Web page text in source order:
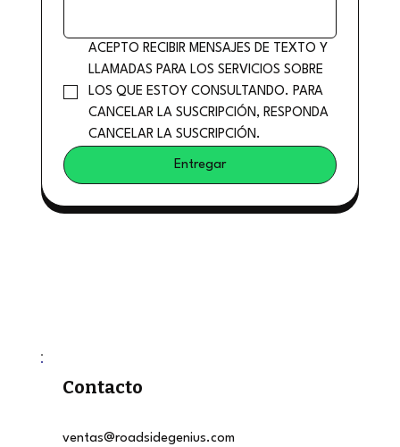
ACEPTO RECIBIR MENSAJES DE TEXTO Y
LLAMADAS PARA LOS SERVICIOS SOBRE
LOS QUE ESTOY CONSULTANDO. PARA
CANCELAR LA SUSCRIPCIÓN, RESPONDA
CANCELAR LA SUSCRIPCIÓN.
Entregar
Contacto
ventas@roadsidegenius.com